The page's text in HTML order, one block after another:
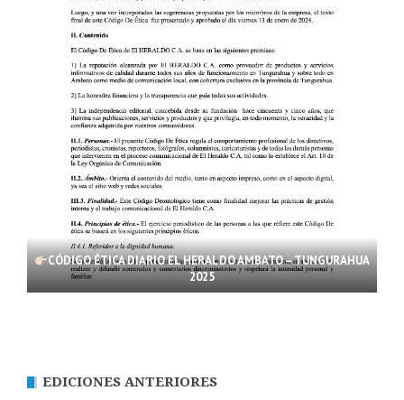
CÓDIGO ÉTICA DIARIO EL HERALDO AMBATO – TUNGURAHUA
2025
EDICIONES ANTERIORES